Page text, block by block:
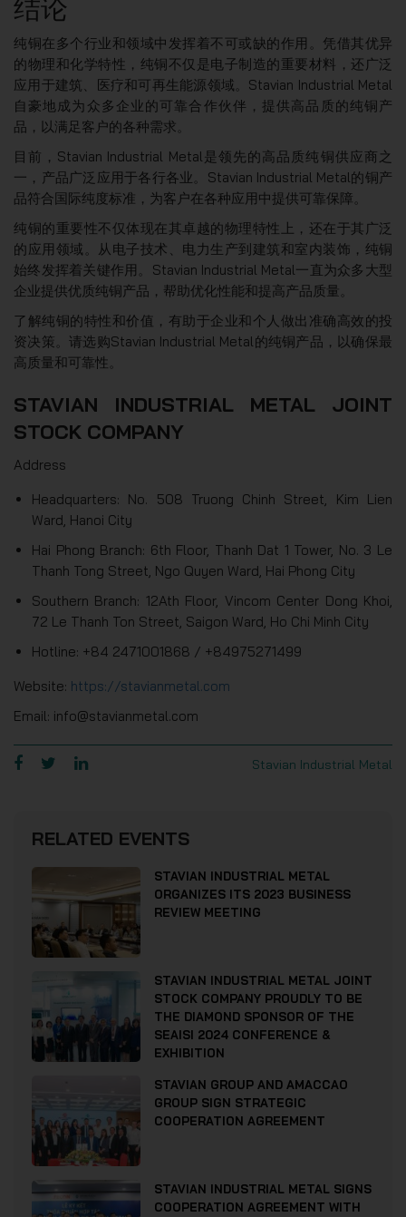
结论
纯铜在多个行业和领域中发挥着不可或缺的作用。凭借其优异
的物理和化学特性，纯铜不仅是电子制造的重要材料，还广泛
应用于建筑、医疗和可再生能源领域。Stavian Industrial Metal
自豪地成为众多企业的可靠合作伙伴，提供高品质的纯铜产
品，以满足客户的各种需求。
目前，Stavian Industrial Metal是领先的高品质纯铜供应商之
一，产品广泛应用于各行各业。Stavian Industrial Metal的铜产
品符合国际纯度标准，为客户在各种应用中提供可靠保障。
纯铜的重要性不仅体现在其卓越的物理特性上，还在于其广泛
的应用领域。从电子技术、电力生产到建筑和室内装饰，纯铜
始终发挥着关键作用。Stavian Industrial Metal一直为众多大型
企业提供优质纯铜产品，帮助优化性能和提高产品质量。
了解纯铜的特性和价值，有助于企业和个人做出准确高效的投
资决策。请选购Stavian Industrial Metal的纯铜产品，以确保最
高质量和可靠性。
STAVIAN INDUSTRIAL METAL JOINT
STOCK COMPANY
Address
Headquarters: No. 508 Truong Chinh Street, Kim Lien
Ward, Hanoi City
Hai Phong Branch: 6th Floor, Thanh Dat 1 Tower, No. 3 Le
Thanh Tong Street, Ngo Quyen Ward, Hai Phong City
Southern Branch: 12Ath Floor, Vincom Center Dong Khoi,
72 Le Thanh Ton Street, Saigon Ward, Ho Chi Minh City
Hotline: +84 2471001868 / +84975271499
Website: https://stavianmetal.com
Email: info@stavianmetal.com
Stavian Industrial Metal
RELATED EVENTS
STAVIAN INDUSTRIAL METAL
ORGANIZES ITS 2023 BUSINESS
REVIEW MEETING
STAVIAN INDUSTRIAL METAL JOINT
STOCK COMPANY PROUDLY TO BE
THE DIAMOND SPONSOR OF THE
SEAISI 2024 CONFERENCE &
EXHIBITION
STAVIAN GROUP AND AMACCAO
GROUP SIGN STRATEGIC
COOPERATION AGREEMENT
STAVIAN INDUSTRIAL METAL SIGNS
COOPERATION AGREEMENT WITH